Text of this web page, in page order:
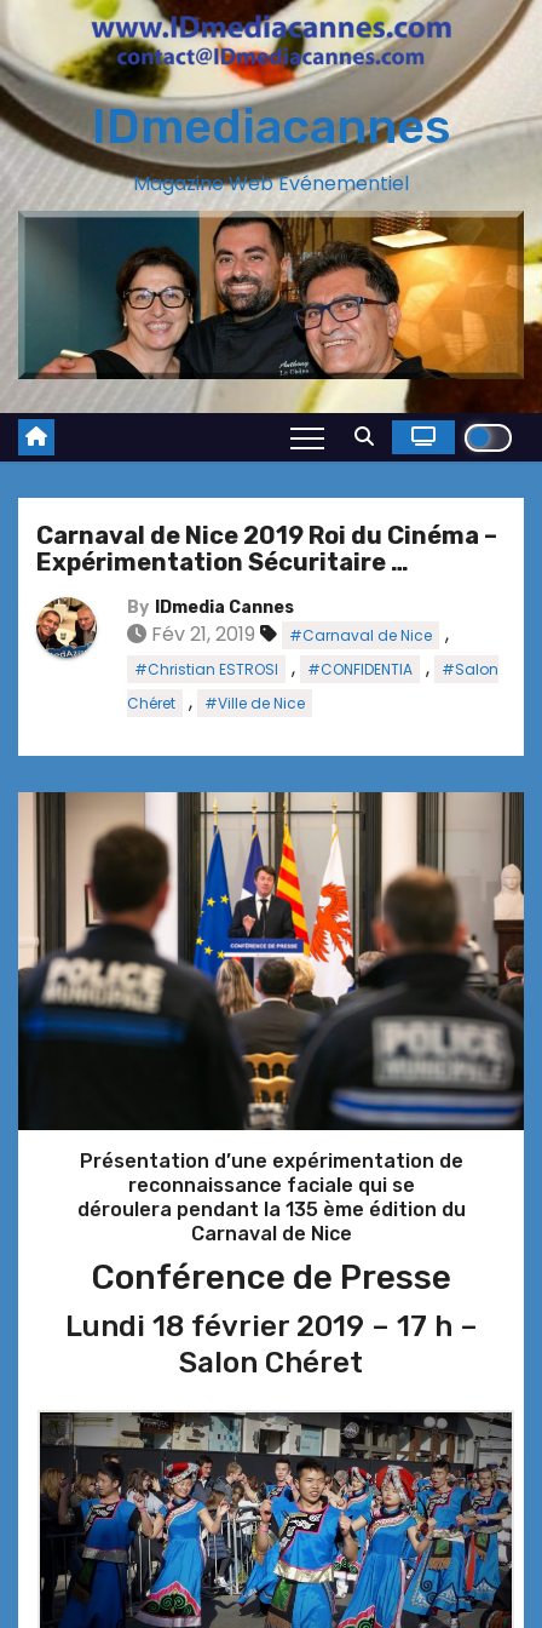
IDmediacannes
Magazine Web Evénementiel
Carnaval de Nice 2019 Roi du Cinéma –
Expérimentation Sécuritaire …
By IDmedia Cannes
Fév 21, 2019 #Carnaval de Nice ,
#Christian ESTROSI , #CONFIDENTIA ,
#Salon
Chéret
, #Ville de Nice
Présentation d’une expérimentation de
reconnaissance faciale qui se
déroulera pendant la 135 ème édition du
Carnaval de Nice
Conférence de Presse
Lundi 18 février 2019 – 17 h –
Salon Chéret